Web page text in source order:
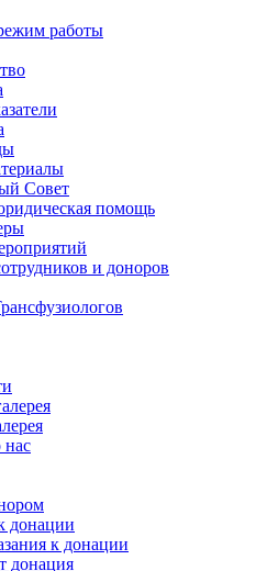
работы
Совет
помощь
и доноров
донации
к донации
донация